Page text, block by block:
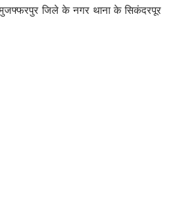
मुजफ्फरपुर जिले के नगर थाना के सिकंदरपूर